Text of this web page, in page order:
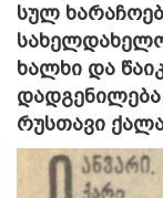
სულ
ხალხი და
რუსთავი